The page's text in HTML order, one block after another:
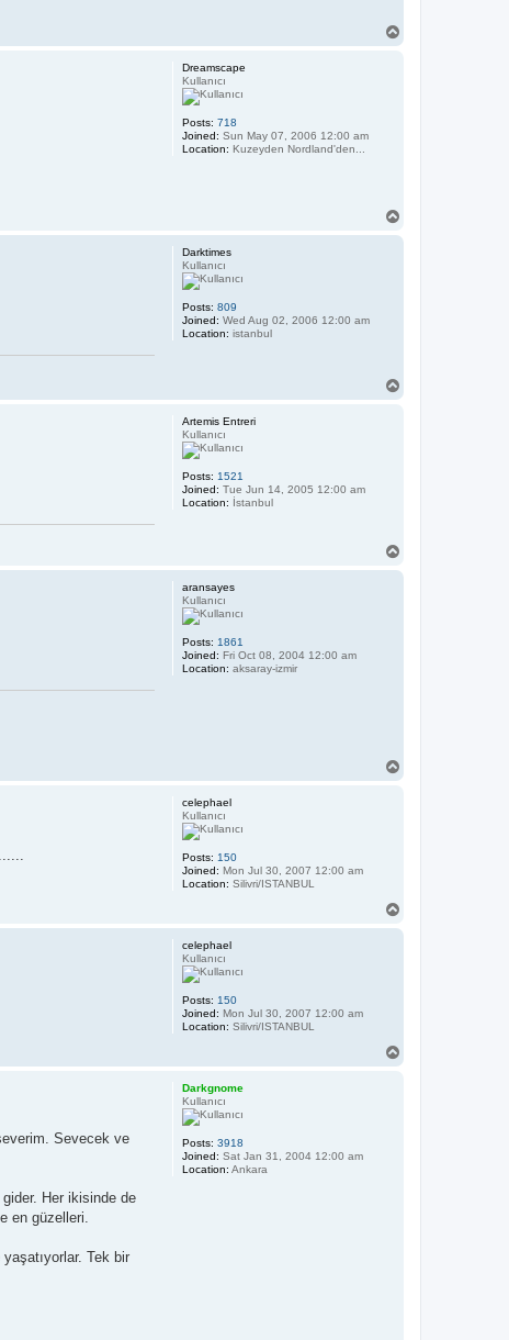
Dreamscape
Kullanıcı
Posts: 718
Joined: Sun May 07, 2006 12:00 am
Location: Kuzeyden Nordland'den...
Darktimes
Kullanıcı
Posts: 809
Joined: Wed Aug 02, 2006 12:00 am
Location: istanbul
Artemis Entreri
Kullanıcı
Posts: 1521
Joined: Tue Jun 14, 2005 12:00 am
Location: İstanbul
aransayes
Kullanıcı
Posts: 1861
Joined: Fri Oct 08, 2004 12:00 am
Location: aksaray-izmir
celephael
Kullanıcı
Posts: 150
Joined: Mon Jul 30, 2007 12:00 am
Location: Silivri/ISTANBUL
celephael
Kullanıcı
Posts: 150
Joined: Mon Jul 30, 2007 12:00 am
Location: Silivri/ISTANBUL
Darkgnome
Kullanıcı
Posts: 3918
Joined: Sat Jan 31, 2004 12:00 am
Location: Ankara
Sevecek ve
Her ikisinde de
en güzelleri.
Tek bir